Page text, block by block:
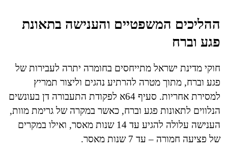
ההליכים המשפטיים והענישה בתאונת
פגע וברח
חוקי מדינת ישראל מתייחסים בחומרה יתרה לעבירות של
פגע וברח, מתוך מטרה להרתיע נהגים וליצור תמריץ
למסירת אחריות. סעיף 64א לפקודת התעבורה דן בעונשים
הנלווים לתאונות פגע וברח, כאשר במקרה של גרימת מוות,
הענישה עלולה להגיע עד 14 שנות מאסר, ואילו במקרים
של פציעה חמורה – עד 7 שנות מאסר.